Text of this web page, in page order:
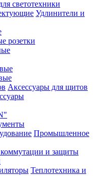
светотехники
Удлинители и
розетки
Аксессуары для щитов
Промышленное
коммутации и защиты
Теплотехника и